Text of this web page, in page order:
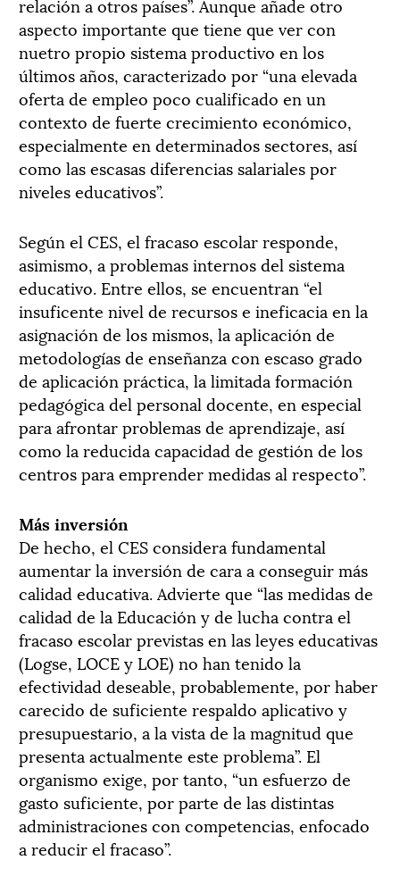
relación a otros países”. Aunque añade otro
aspecto importante que tiene que ver con
nuetro propio sistema productivo en los
últimos años, caracterizado por “una elevada
oferta de empleo poco cualificado en un
contexto de fuerte crecimiento económico,
especialmente en determinados sectores, así
como las escasas diferencias salariales por
niveles educativos”.
Según el CES, el fracaso escolar responde,
asimismo, a problemas internos del sistema
educativo. Entre ellos, se encuentran “el
insuficente nivel de recursos e ineficacia en la
asignación de los mismos, la aplicación de
metodologías de enseñanza con escaso grado
de aplicación práctica, la limitada formación
pedagógica del personal docente, en especial
para afrontar problemas de aprendizaje, así
como la reducida capacidad de gestión de los
centros para emprender medidas al respecto”.
Más inversión
De hecho, el CES considera fundamental
aumentar la inversión de cara a conseguir más
calidad educativa. Advierte que “las medidas de
calidad de la Educación y de lucha contra el
fracaso escolar previstas en las leyes educativas
(Logse, LOCE y LOE) no han tenido la
efectividad deseable, probablemente, por haber
carecido de suficiente respaldo aplicativo y
presupuestario, a la vista de la magnitud que
presenta actualmente este problema”. El
organismo exige, por tanto, “un esfuerzo de
gasto suficiente, por parte de las distintas
administraciones con competencias, enfocado
a reducir el fracaso”.